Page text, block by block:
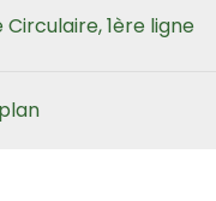
Circulaire, 1ère ligne